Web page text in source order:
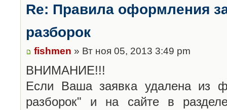
Re: Правила оформления
разборок
fishmen » Вт ноя 05, 2013 3:49 pm
ВНИМАНИЕ!!!
Если Ваша заявка удалена из
разборок" и на сайте в